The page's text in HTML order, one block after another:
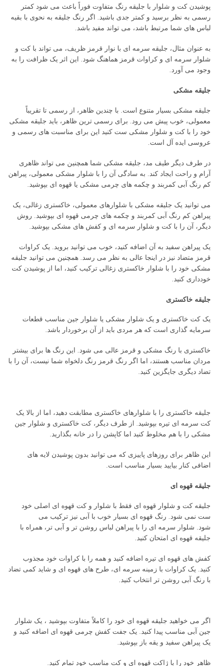
پوشیدن کت و شلوار با جلیقه رنگ متفاوت فوراً باعث می شود کمتر
رسمی به نظر برسید و کمتر جدی باشید. اگر رنگ جلیقه به نحوی با بقیه
لباس های شما مرتبط باشد، می تواند مفید باشد.
به عنوان مثال، جلیقه سرمه ای با نوار قرمز ظریف، می تواند با کت و
شلوار سرمه ای و کراوات قرمز هماهنگ شود. این اثر یک ظرافت را به
وجود می آورد.
جلیقه مشکی
جلیقه مشکی بسیار متنوع است. با چندین ظاهر، از رسمی تا تقریباً
معمولی، خوب پیش می رود. برای رسمی ترین ظاهر، باید جلیقه مشکی
خود را با کت و شلوار مشکی ست کنید این برای مناسبت های رسمی و
عروسی ایده آل است.
در طرف دیگر طیف مد، جلیقه مشکی شما همچنین می تواند ظاهری
آرام و راحت ایجاد کند. به سادگی آن را با شلوار مشکی معمولی، پیراهن
کم رنگ آبی کمربند و چکمه های چرمی مشکی یا قهوه ای بپوشید.
می توانید یک جلیقه مشکی با شلوارهای معمولی، خاکستری زغالی، یک
پیراهن کم رنگ آبی کمربند و چکمه های چرمی قهوه ای بپوشید. روش
دیگر، آن را با کت و شلوار سرمه ای و کفش های مشکی بپوشید.
یک پیراهن سفید به آن اضافه کنید، خوب می توانید بروید. یک کراوات
قرمز متضاد نیز در اینجا عالی به نظر می رسد. همچنین می توانید جلیقه
مشکی خود را با شلوار خاکستری زغالی ترکیب کنید، اما از پوشیدن کت
خودداری کنید.
جلیقه خاکستری
یک کت خاکستری و یک شلوار مشکی یا شلوار جین مناسب قطعات
سرمایه گذاری است که هر مردی باید از آن برخوردار باشد.
خاکستری با رنگ مشکی و قرمز عالی می شود. این رنگ ها برای بیشتر
مردان مناسب هستند، اما اگر رنگ قرمز رنگ دلخواه شما نیست، آن را با
تضاد دیگری جایگزین کنید.
جلیقه خاکستری را با شلوارهای خاکستری مطابقت دهید، اما از بالا یک
کت سرمه ای تیره بپوشید. از طرف دیگر، کت خاکستری و شلوار جین
مشکی را با هم مخلوط کنید اما کاپشن را در خانه بگذارید.
این ظاهر برای روزهای پاییزی که می توانید بدون پوشیدن لایه های
اضافی کنار بیایید بسیار مناسب است.
جلیقه قهوه ای
جلیقه کت و شلوار قهوه ای فقط با شلوار و کت قهوه ای اصلی خود
ست نمی شود. رنگ قهوه ای بسیار خوب با آبی نیز ترکیب می
شود. شلوار سرمه ای را با پیراهن لباس روشن تر و آبی تر، همراه با
جلیقه قهوه ای امتحان کنید.
کفش های قهوه ای تیره اضافه کنید و همه را با کراوات خود مجذوب
کنید. یک کراوات با زمینه سرمه ای، طرح های قهوه ای و شاید کمی تضاد
با رنگ آبی روشن تر انتخاب کنید.
اگر می خواهید جلیقه قهوه ای خود را کاملاً متفاوت بپوشید ، یک شلوار
جین آبی مناسب پیدا کنید. یک جفت کفش چرمی قهوه ای اضافه کنید و
یک پیراهن سفید و یقه باز بپوشید.
ظاهر خود را با ژاکت قهوه ای و کت مناسب خود تمام کنید.